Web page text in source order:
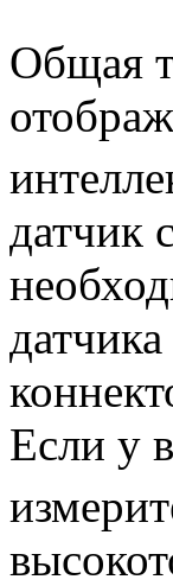
Общая
датчик
Если у